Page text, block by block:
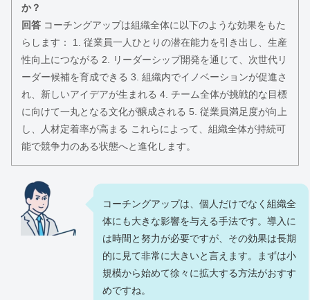
か？
回答 コーチングアップは組織全体に以下のような効果をもた
らします： 1. 従業員一人ひとりの潜在能力を引き出し、生産
性向上につながる 2. リーダーシップ開発を通じて、次世代リ
ーダー候補を育成できる 3. 組織内でイノベーションが促進さ
れ、新しいアイデアが生まれる 4. チーム全体が挑戦的な目標
に向けて一丸となる文化が醸成される 5. 従業員満足度が向上
し、人材定着率が高まる これらによって、組織全体が持続可
能で競争力のある状態へと進化します。
コーチングアップは、個人だけでなく組織全
体にも大きな影響を与える手法です。導入に
は時間と努力が必要ですが、その効果は長期
的に見て非常に大きいと言えます。まずは小
規模から始めて徐々に拡大する方法がおすす
めですね。